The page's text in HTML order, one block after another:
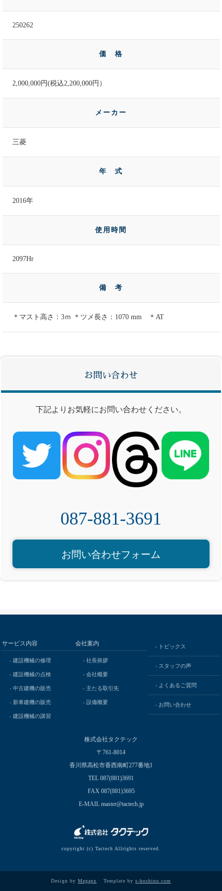
250262
価 格
2,000,000円(税込2,200,000円）
メーカー
三菱
年 式
2016年
使用時間
2097Hr
備 考
＊マスト高さ：3ｍ ＊ツメ長さ：1070 mm ＊AT
お問い合わせ
下記よりお気軽にお問い合わせください。
087-881-3691
お問い合わせフォーム
サービス内容
建設機械の修理
建設機械の点検
中古建機の販売
新車建機の販売
建設機械の講習
会社案内
社長挨拶
会社概要
主たる取引先
設備概要
トピックス
スタッフの声
よくあるご質問
お問い合わせ
株式会社タクテック
〒761-8014
香川県高松市香西南町277番地1
TEL 087(881)3691
FAX 087(881)3695
E-MAIL master@tactech.jp
copyright (c) Tactech Allrights reserved.
Design by Megapx Template by s-hoshino.com